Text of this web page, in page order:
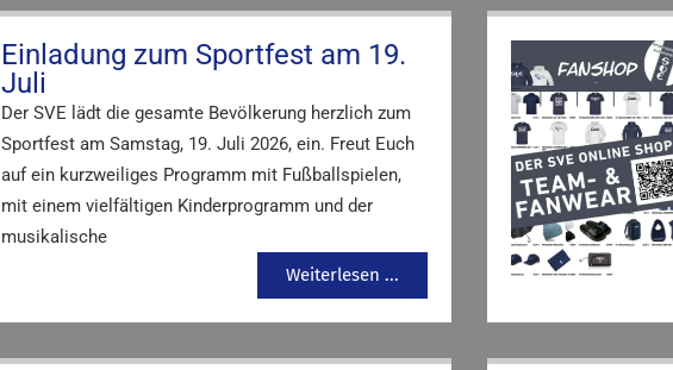
Einladung zum Sportfest am 19.
Juli
Der SVE lädt die gesamte Bevölkerung herzlich zum
Sportfest am Samstag, 19. Juli 2026, ein. Freut Euch
auf ein kurzweiliges Programm mit Fußballspielen,
mit einem vielfältigen Kinderprogramm und der
musikalische
Weiterlesen ...